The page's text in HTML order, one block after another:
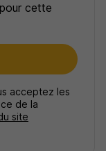
cette
acceptez les
de la
site